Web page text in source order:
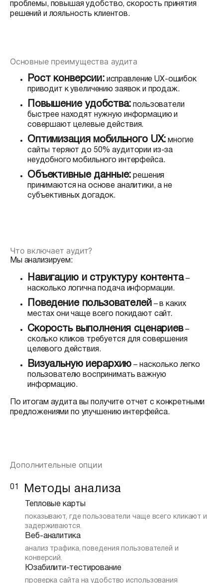
проблемы, повышая удобство, скорость принятия
решений и лояльность клиентов.
Основные преимущества аудита
Рост конверсии:исправление UX-ошибок
приводит к увеличению заявок и продаж.
Повышение удобства: пользователи
быстрее находят нужную информацию и
совершают целевые действия.
Оптимизация мобильного UX: многие
сайты теряют до 50% аудитории из-за
неудобного мобильного интерфейса.
Объективные данные: решения
принимаются на основе аналитики, а не
субъективных догадок.
Что включает аудит?
Мы анализируем:
Навигацию и структуру контента–
насколько логична подача информации.
Поведение пользователей – в каких
местах они чаще всего покидают сайт.
Скорость выполнения сценариев–
сколько кликов требуется для совершения
целевого действия.
Визуальную иерархию – насколько легко
пользователю воспринимать важную
информацию.
По итогам аудита вы получите отчет с конкретными
предложениями по улучшению интерфейса.
Дополнительные опции
01 Методы анализа
Тепловые карты
показывают, где пользователи чаще всего кликают и
задерживаются.
Веб-аналитика
анализ трафика, поведения пользователей и
конверсий.
Юзабилити-тестирование
проверка сайта на удобство использования